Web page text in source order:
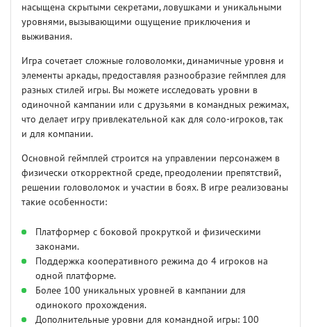
насыщена скрытыми секретами, ловушками и уникальными
уровнями, вызывающими ощущение приключения и
выживания.
Игра сочетает сложные головоломки, динамичные уровня и
элементы аркады, предоставляя разнообразие геймплея для
разных стилей игры. Вы можете исследовать уровни в
одиночной кампании или с друзьями в командных режимах,
что делает игру привлекательной как для соло-игроков, так
и для компании.
Основной геймплей строится на управлении персонажем в
физически откорректной среде, преодолении препятствий,
решении головоломок и участии в боях. В игре реализованы
такие особенности:
Платформер с боковой прокруткой и физическими
законами.
Поддержка кооперативного режима до 4 игроков на
одной платформе.
Более 100 уникальных уровней в кампании для
одинокого прохождения.
Дополнительные уровни для командной игры: 100